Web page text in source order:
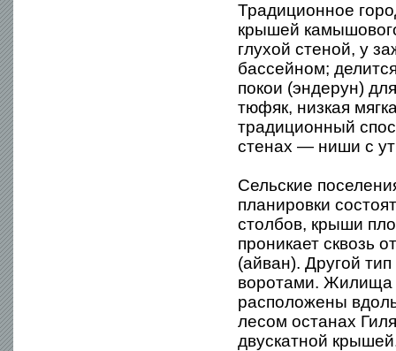
Традиционное
крышей
глухой стеной, у
бассейном;
покои (эндерун)
тюфяк, низкая
традиционный
стенах — ниши с
Сельские
планировки
столбов, крыши
проникает сквозь
(айван). Другой
воротами. Жилища
расположены
лесом останах
двускатной